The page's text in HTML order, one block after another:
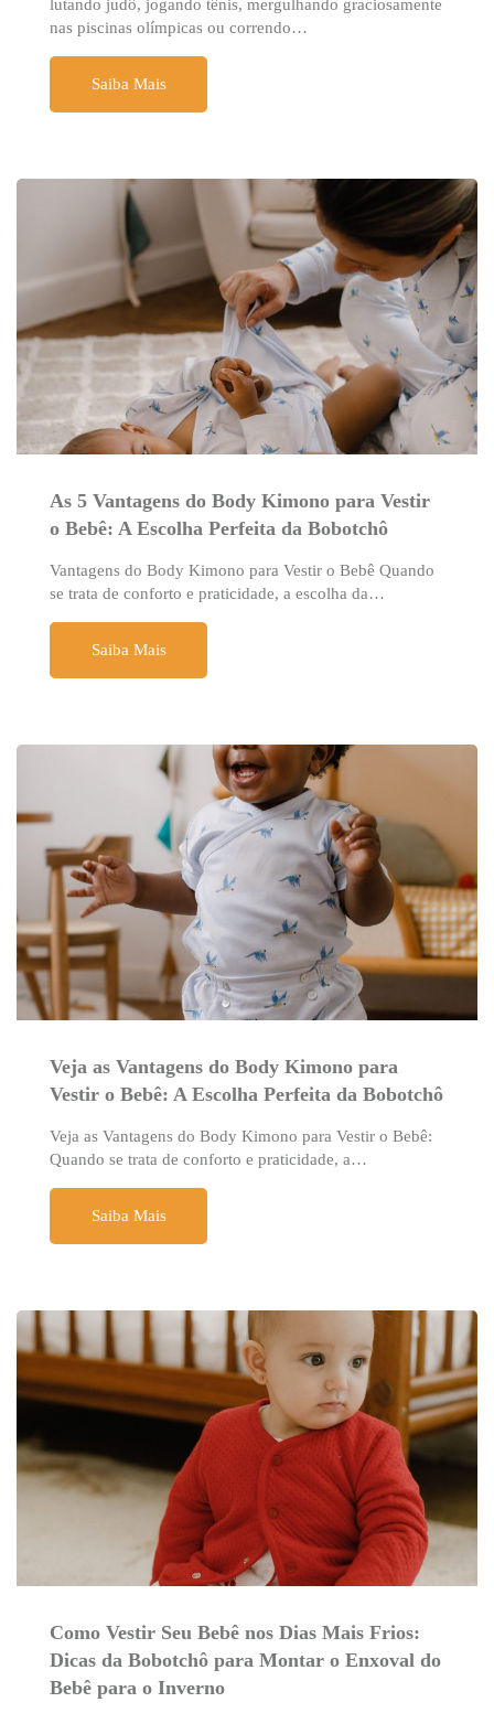
lutando judô, jogando tênis, mergulhando graciosamente
nas piscinas olímpicas ou correndo…
Saiba Mais
As 5 Vantagens do Body Kimono para Vestir
o Bebê: A Escolha Perfeita da Bobotchô
Vantagens do Body Kimono para Vestir o Bebê Quando
se trata de conforto e praticidade, a escolha da…
Saiba Mais
Veja as Vantagens do Body Kimono para
Vestir o Bebê: A Escolha Perfeita da Bobotchô
Veja as Vantagens do Body Kimono para Vestir o Bebê:
Quando se trata de conforto e praticidade, a…
Saiba Mais
Como Vestir Seu Bebê nos Dias Mais Frios:
Dicas da Bobotchô para Montar o Enxoval do
Bebê para o Inverno